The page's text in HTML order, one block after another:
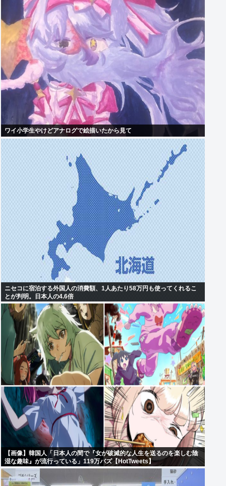
ワイ小学生やけどアナログで絵描いたから見て
ニセコに宿泊する外国人の消費額、1人あたり58万円も使ってくれるこ
とが判明。日本人の4.6倍
【画像】韓国人「日本人の間で『女が破滅的な人生を送るのを楽しむ陰
湿な趣味』が流行っている」119万バズ【HotTweets】